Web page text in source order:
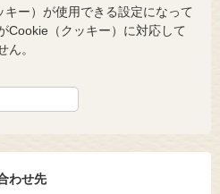
ー）が使用できる設定になって
Cookie（クッキー）に対応して
ん。
わせ先